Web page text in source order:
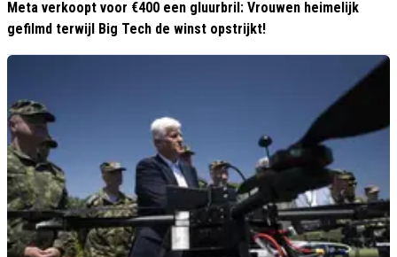
Meta verkoopt voor €400 een gluurbril: Vrouwen heimelijk
gefilmd terwijl Big Tech de winst opstrijkt!